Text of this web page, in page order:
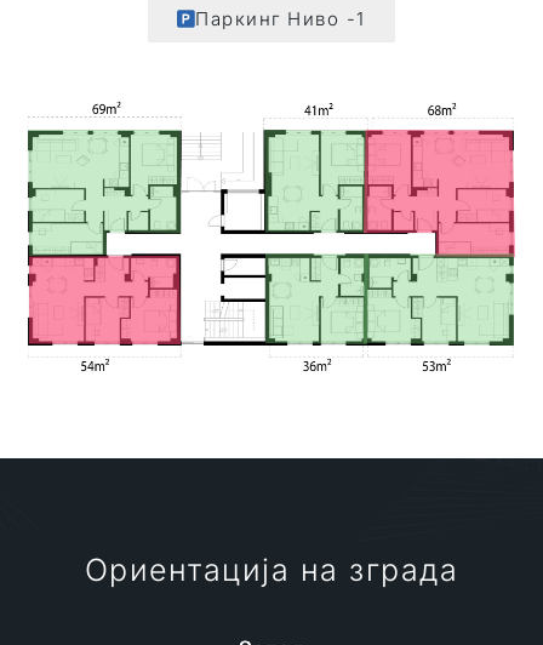
Паркинг Ниво -1
Ориентација на зграда